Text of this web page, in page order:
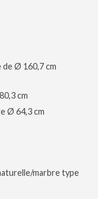
Ø 160,7 cm
cm
Ø 64,3 cm
marbre type